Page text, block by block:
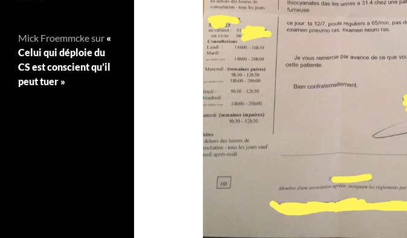
Mick Froemmckesur «
Celui qui déploie du
CS est conscient qu’il
peut tuer »